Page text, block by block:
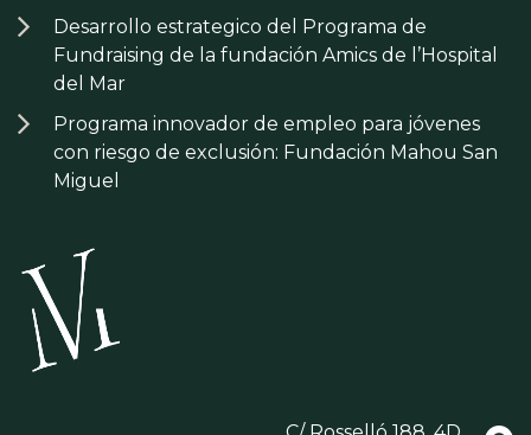
Desarrollo estrategico del Programa de
Fundraising de la fundación Amics de l’Hospital
del Mar
Programa innovador de empleo para jóvenes
con riesgo de exclusión: Fundación Mahou San
Miguel